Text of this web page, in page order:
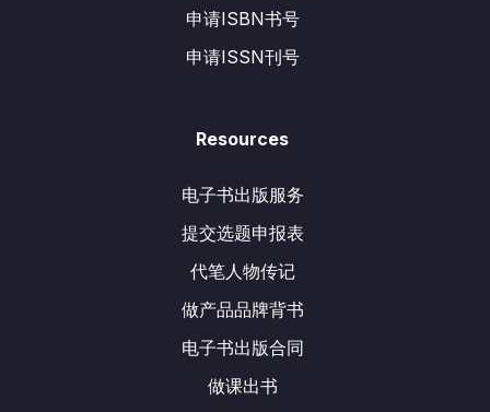
申请ISBN书号
申请ISSN刊号
Resources
电子书出版服务
提交选题申报表
代笔人物传记
做产品品牌背书
电子书出版合同
做课出书